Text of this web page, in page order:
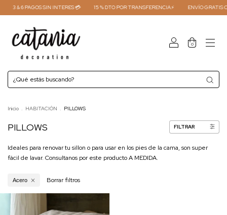
3 & 6 PAGOS SIN INTERES 💳 15 % DTO POR TRANSFERENCIA⚡ ENVÍO GRATIS
0
Inicio . HABITACIÓN . PILLOWS
PILLOWS FILTRAR
Ideales para renovar tu sillon o para usar en los pies de la cama, son super
fácil de lavar. Consultanos por este producto A MEDIDA.
Acero Borrar filtros